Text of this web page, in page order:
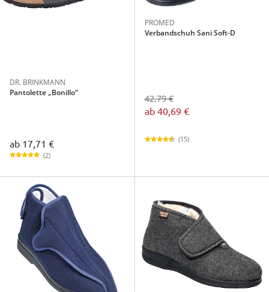
DR. BRINKMANN
Pantolette „Bonillo“
ab 17,71 €
(2)
PROMED
Verbandschuh Sani Soft-D
42,79 €
ab 40,69 €
(15)